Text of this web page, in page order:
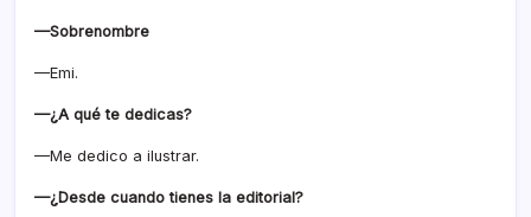
—Sobrenombre
—Emi.
—¿A qué te dedicas?
—Me dedico a ilustrar.
—¿Desde cuando tienes la editorial?